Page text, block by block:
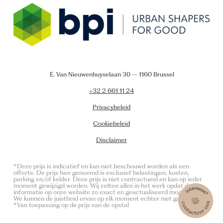
E. Van Nieuwenhuyselaan 30 – 1160 Brussel
+32 2 661 11 24
Privacybeleid
Cookiebeleid
Disclaimer
*Deze prijs is indicatief en kan niet beschouwd worden als een
offerte. De prijs hier genoemd is exclusief belastingen, kosten,
parking en/of kelder. Deze prijs is niet contractueel en kan op ieder
moment gewijzigd worden. Wij zetten alles in het werk opdat de
informatie op onze website zo exact en geactualiseerd mogelijk is.
We kunnen de juistheid ervan op elk moment echter niet garanderen.
*Van toepassing op de prijs van de opstal